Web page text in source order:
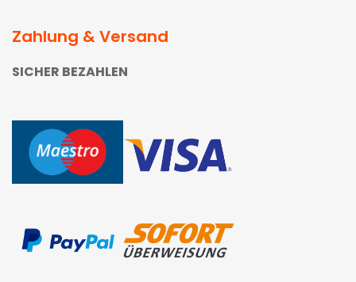
Zahlung & Versand
SICHER BEZAHLEN